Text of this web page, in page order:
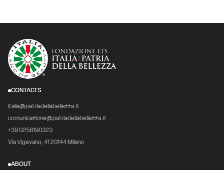
CONTACTS
italia@patriadellabellezza.it
comunicazione@patriadellabellezza.it
+39 0258190323
Via Vigevano, 41 20144 Milano
ABOUT